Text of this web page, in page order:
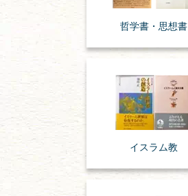
哲学書・思想書
イスラム教